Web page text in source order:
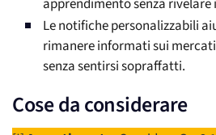
apprendimento senza
Le notifiche personalizzabili
rimanere informati sui
senza sentirsi sopraffatti.
Cose da considerare